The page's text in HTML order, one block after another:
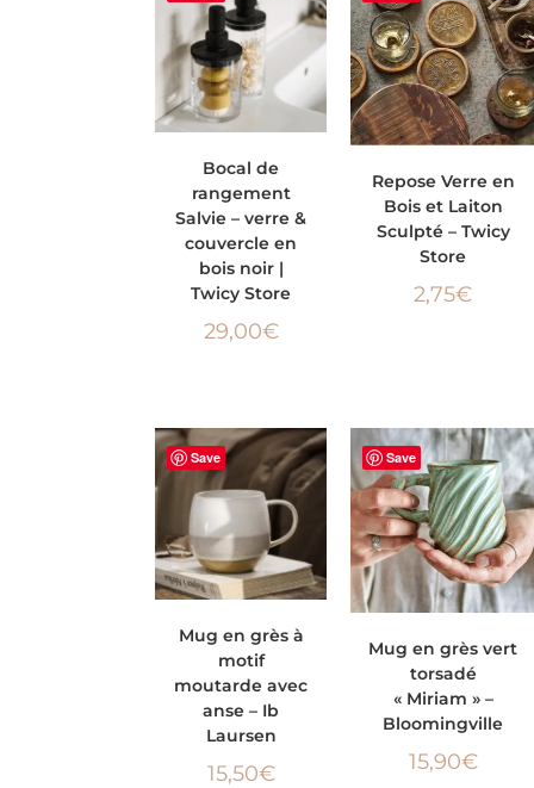
OPTIONS
Bocal de
rangement
Salvie – verre &
couvercle en
bois noir |
Twicy Store
29,00€
Repose Verre en
Bois et Laiton
Sculpté – Twicy
Store
2,75€
Save
PANIER
Mug en grès à
motif
moutarde avec
anse – Ib
Laursen
15,50€
Save
Mug en grès vert
torsadé
« Miriam » –
Bloomingville
15,90€